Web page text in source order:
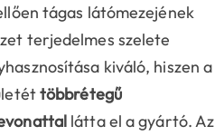
tágas látómezejének
terjedelmes szelete
kiváló, hiszen a
többrétegű
látta el a gyártó. Az